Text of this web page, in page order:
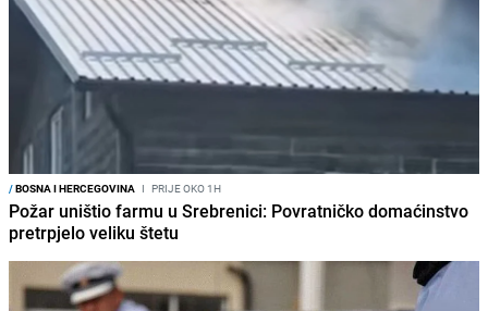
/BOSNA I HERCEGOVINA I PRIJE OKO 1H
Požar uništio farmu u Srebrenici: Povratničko domaćinstvo
pretrpjelo veliku štetu